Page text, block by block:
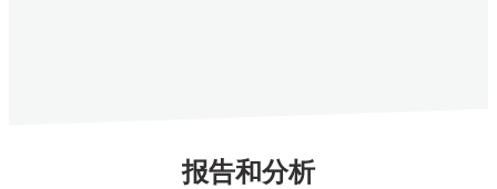
报告和分析